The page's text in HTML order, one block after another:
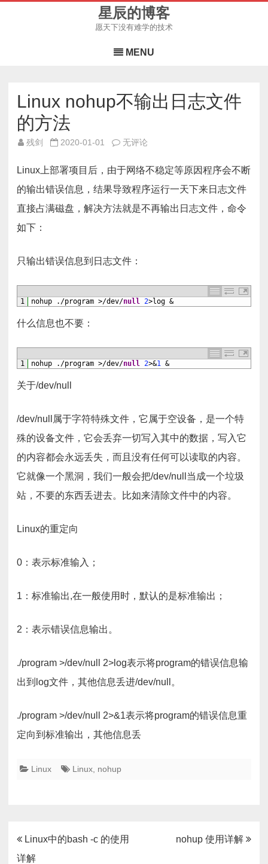
星辰的博客
愿天下没有难学的技术
to
content
MENU
Linux nohup不输出日志文件
的方法
残剑 2020-01-01
Linux
输
出
日
志
件
无评论
Linux上部署项目后，由于网络不稳定等原因程序会不断
的输出错误信息，结果导致程序运行一天下来日志文件
直接占满磁盘，解决方法就是不再输出日志文件，命令
如下：
只输出错误信息到日志文件：
1 nohup . /program >/dev/null 2>log &
什么信息也不要：
1 nohup . /program >/dev/null 2>&1 &
关于/dev/null
/dev/null属于字符特殊文件，它属于空设备，是一个特
殊的设备文件，它会丢弃一切写入其中的数据，写入它
的内容都会永远丢失，而且没有任何可以读取的内容。
它就像一个黑洞，我们一般会把/dev/null当成一个垃圾
站，不要的东西丢进去。比如来清除文件中的内容。
Linux的重定向
0：表示标准输入；
1：标准输出,在一般使用时，默认的是标准输出；
2：表示错误信息输出。
./program >/dev/null 2>log表示将program的错误信息输
出到log文件，其他信息丢进/dev/null。
./program >/dev/null 2>&1表示将program的错误信息重
定向到标准输出，其他信息丢
Linux Linux nohup
文
章
Linux中的bash -c 的使用
详解
nohup 使用详解